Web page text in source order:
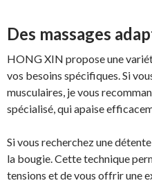
Des massages
HONG XIN propose une
vos besoins spécifiques. Si
musculaires, je vous
spécialisé, qui apaise
Si vous recherchez une
la bougie. Cette technique
tensions et de vous offrir une